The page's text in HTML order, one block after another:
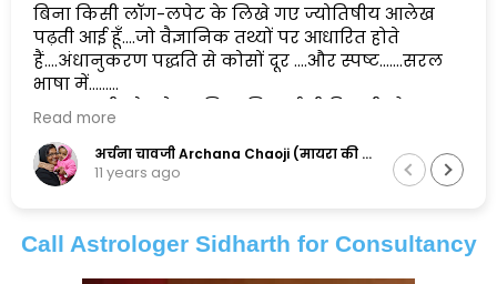
बिना किसी लॉग-लपेट के लिखे गए ज्योतिषीय आलेख
पढ़ती आई हूँ....जो वैज्ञानिक तथ्यों पर आधारित होते
हैं....अंधानुकरण पद्धति से कोसों दूर ....और स्पष्ट.......सरल
भाषा में......
एक सुलझी सोच के मालिक सिद्धार्थ जी पिछली और
अगली दोनों पीढ़ियों के सामंजस्य को बनाए रखने में
सफल है,और इसलिए मैं इनकी कायल हूँ.......
Read more
अर्चना चावजी Archana Chaoji (मायरा की नानी)
11 years ago
Call Astrologer Sidharth for Consultancy